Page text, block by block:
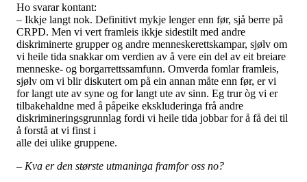
Ho svarar kontant:
– Ikkje langt nok. Definitivt mykje lenger enn før, sjå berre på
CRPD. Men vi vert framleis ikkje sidestilt med andre
diskriminerte grupper og andre menneskerettskampar, sjølv om
vi heile tida snakkar om verdien av å vere ein del av eit breiare
menneske- og borgarrettssamfunn. Omverda fomlar framleis,
sjølv om vi blir diskutert om på ein annan måte enn før, er vi
for langt ute av syne og for langt ute av sinn. Eg trur òg vi er
tilbakehaldne med å påpeike ekskluderinga frå andre
diskrimineringsgrunnlag fordi vi heile tida jobbar for å få dei til
å forstå at vi finst i
alle dei ulike gruppene.
– Kva er den største utmaninga framfor oss no?